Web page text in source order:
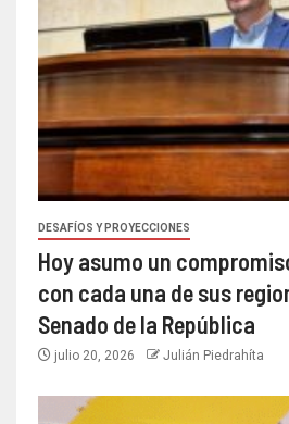
DESAFÍOS Y PROYECCIONES
Hoy asumo un
con cada una de sus
Senado de la República
julio 20, 2026 Julián Piedrahíta